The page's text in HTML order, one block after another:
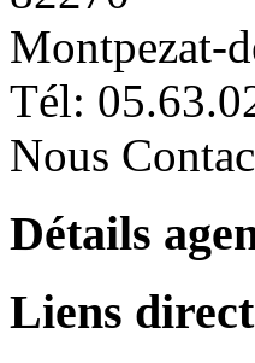
Montpezat-
Tél:
Nous
Détails
Liens